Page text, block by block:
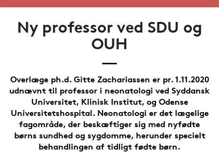
Ny professor ved SDU og
OUH
Overlæge ph.d. Gitte Zachariassen er pr. 1.11.2020
udnævnt til professor i neonatologi ved Syddansk
Universitet, Klinisk Institut, og Odense
Universitetshospital. Neonatologi er det lægelige
fagområde, der beskæftiger sig med nyfødte
børns sundhed og sygdomme, herunder specielt
behandlingen af tidligt fødte børn.